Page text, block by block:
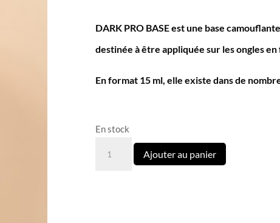
DARK PRO BASEest une base
destinée à être appliquée sur les ongles
En format 15 ml, elle existe dans de
En stock
Ajouter au panier